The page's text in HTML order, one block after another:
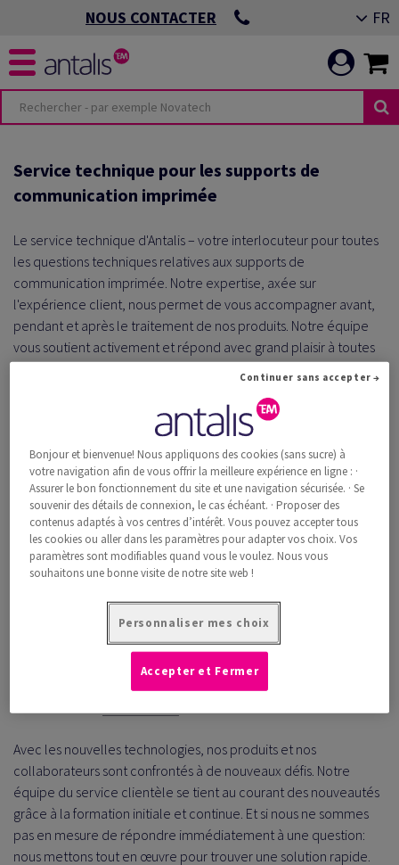
NOUS CONTACTER FR
Service technique pour les supports de
communication imprimée
Le service technique d'Antalis – votre interlocuteur pour toutes
les questions techniques relatives aux supports de
communication imprimée. Notre expertise, axée sur
l'expérience client, nous permet de vous accompagner avant,
pendant et après le traitement de nos produits. Notre équipe
vous soutient activement et répond avec grand plaisir à toutes
En plus du conseil personnalisé, nous mettons à votre
disposition différentes listes de vérification pour la prévention
des erreurs. En outre, retrouvez ici les informations sur le
Avec les nouvelles technologies, nos produits et nos
collaborateurs sont confrontés à de nouveaux défis. Notre
équipe du service clientèle se tient au courant des nouveautés
grâce à la formation initiale et continue. Et si nous ne sommes
pas en mesure de répondre immédiatement à une question:
nous mettons tout en œuvre pour trouver une solution rapide.
Bonjour et bienvenue! Nous appliquons des cookies (sans sucre) à
votre navigation afin de vous offrir la meilleure expérience en ligne : ·
Assurer le bon fonctionnement du site et une navigation sécurisée. · Se
souvenir des détails de connexion, le cas échéant. · Proposer des
contenus adaptés à vos centres d’intérêt. Vous pouvez accepter tous
les cookies ou aller dans les paramètres pour adapter vos choix. Vos
paramètres sont modifiables quand vous le voulez. Nous vous
souhaitons une bonne visite de notre site web !
Personnaliser mes choix
Continuer sans accepter →
Accepter et Fermer